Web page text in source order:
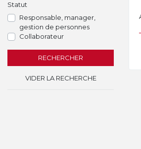
Statut
Responsable, manager,
gestion de personnes
Collaborateur
RECHERCHER
VIDER LA RECHERCHE